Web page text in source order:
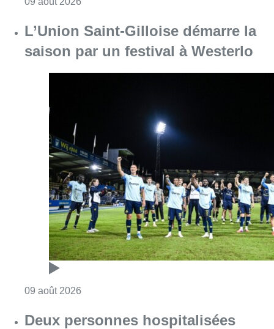
L’Union Saint-Gilloise démarre la
saison par un festival à Westerlo
09 août 2026
Deux personnes hospitalisées